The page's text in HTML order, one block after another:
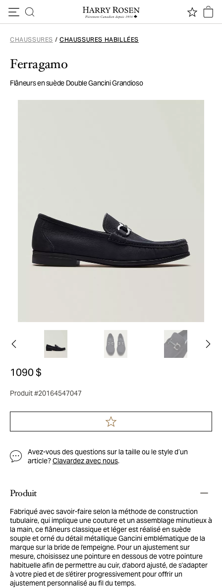
CHAUSSURES / CHAUSSURES HABILLÉES
Ferragamo
Flâneurs en suède Double Gancini Grandioso
1090 $
Produit #20164547047
Avez-vous des questions sur la taille ou le style d’un
article?Clavardez avec nous.
Produit
Fabriqué avec savoir-faire selon la méthode de construction
tubulaire, qui implique une couture et un assemblage minutieux à
la main, ce flâneurs classique et léger est réalisé en suède
souple et orné du détail métallique Gancini emblématique de la
marque sur la bride de l'empeigne. Pour un ajustement sur
mesure, choisissez une pointure en dessous de votre pointure
habituelle afin de permettre au cuir, d'abord ajusté, de s'adapter
à votre pied et de s'étirer progressivement pour offrir un
ajustement personnalisé au fil du temps.